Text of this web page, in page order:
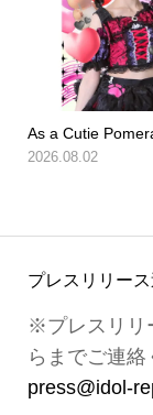
As a Cutie
2026.08.02
プレスリリー
※プレスリリ
らまでご連絡
press@idol-